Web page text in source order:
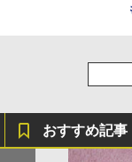
おすすめ記事